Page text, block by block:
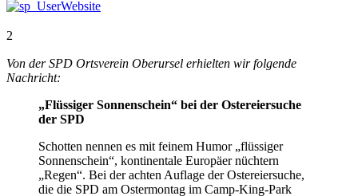
2
Von der SPD Ortsverein Oberursel erhielten wir folgende
Nachricht:
„Flüssiger Sonnenschein“ bei der Ostereiersuche
der SPD
Schotten nennen es mit feinem Humor „flüssiger
Sonnenschein“, kontinentale Europäer nüchtern
„Regen“. Bei der achten Auflage der Ostereiersuche,
die die SPD am Ostermontag im Camp-King-Park